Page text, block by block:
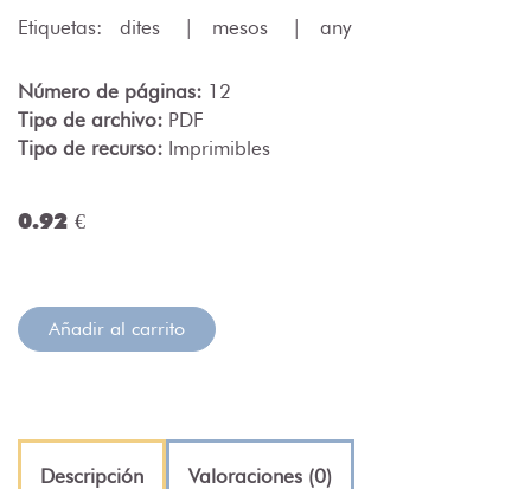
Etiquetas: dites | mesos | any
Número de páginas: 12
Tipo de archivo: PDF
Tipo de recurso: Imprimibles
0.92 €
Añadir al carrito
Descripción Valoraciones (0)